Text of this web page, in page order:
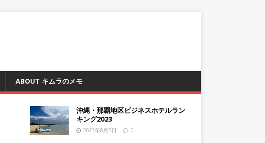
ABOUT キムラのメモ
沖縄・那覇地区ビジネスホテルラン
キング2023
2023年8月5日 0